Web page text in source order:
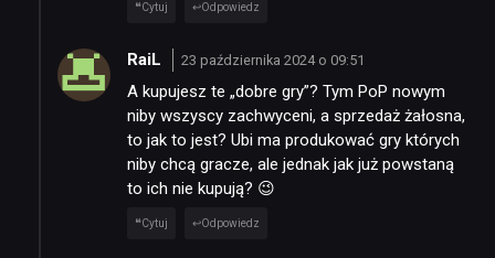
KULTURA
RETRO
TECHNOLOGIE
DYSKUSJE
Cytuj Odpowiedz
RaiL 23 października 2024 o 09:51
A kupujesz te „dobre gry”? Tym PoP nowym
niby wszyscy zachwyceni, a sprzedaż żałosna,
to jak to jest? Ubi ma produkować gry których
niby chcą gracze, ale jednak jak już powstaną
to ich nie kupują? 😉
Cytuj Odpowiedz